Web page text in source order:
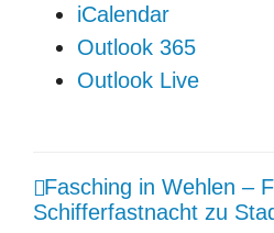
iCalendar
Outlook 365
Outlook Live
Fasching in Wehlen –
Schifferfastnacht zu